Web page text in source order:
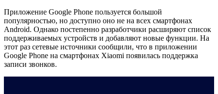
Приложение Google Phone пользуется большой
популярностью, но доступно оно не на всех смартфонах
Android. Однако постепенно разработчики расширяют список
поддерживаемых устройств и добавляют новые функции. На
этот раз сетевые источники сообщили, что в приложении
Google Phone на смартфонах Xiaomi появилась поддержка
записи звонков.